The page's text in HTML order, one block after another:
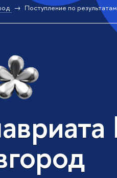
Поступление по